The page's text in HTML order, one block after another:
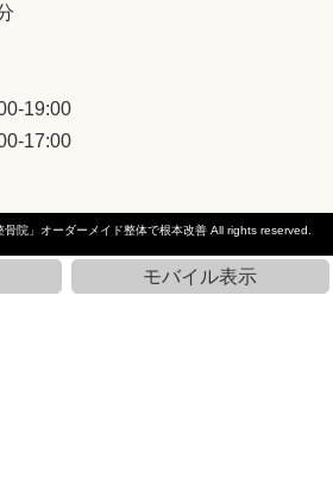
19:00
17:00
骨院」オーダーメイド整体で根本改善 All rights reserved.
モバイル表示